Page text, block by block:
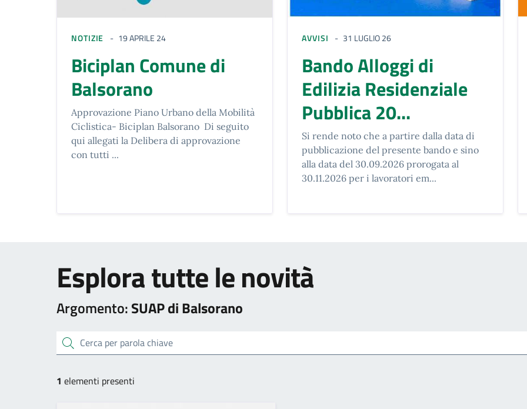
NOTIZIE 19 APRILE 24
Biciplan Comune di
Balsorano
Approvazione Piano Urbano della Mobilità
Ciclistica- Biciplan Balsorano Di seguito
qui allegati la Delibera di approvazione
con tutti ...
AVVISI 31 LUGLIO 26
Bando Alloggi di
Edilizia Residenziale
Pubblica 20...
Si rende noto che a partire dalla data di
pubblicazione del presente bando e sino
alla data del 30.09.2026 prorogata al
30.11.2026 per i lavoratori em...
Esplora tutte le novità
Argomento:SUAP di Balsorano
cerca
1 elementi presenti